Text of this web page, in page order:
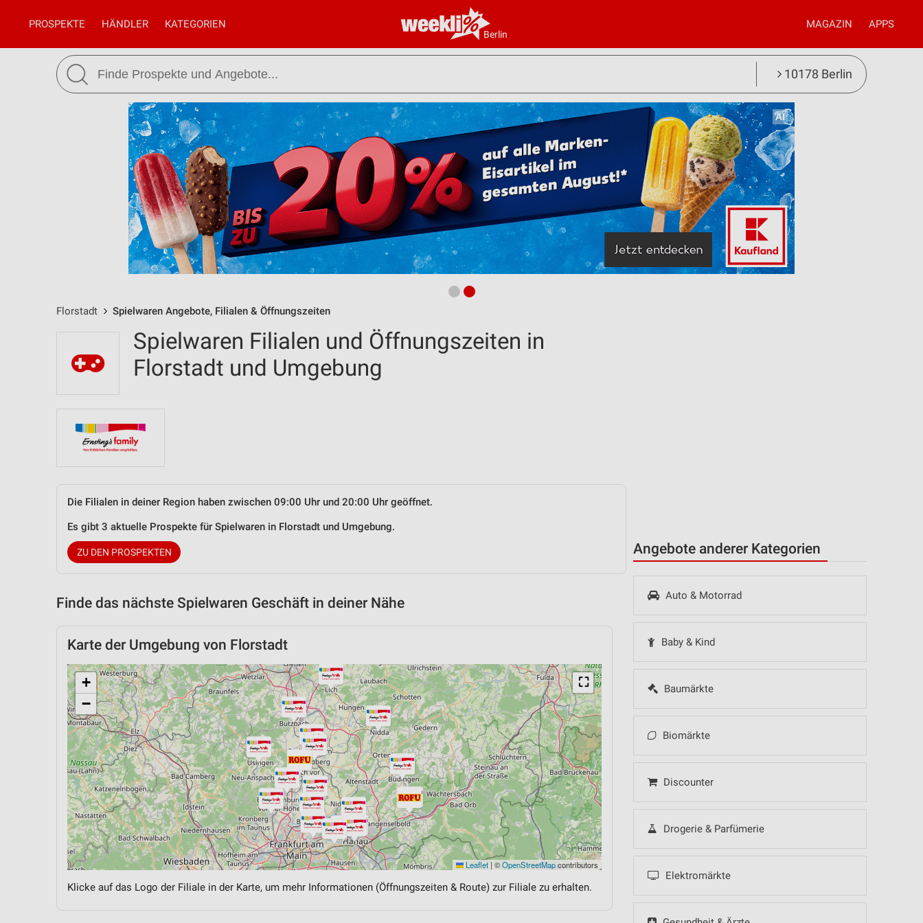
Berlin
PROSPEKTE HÄNDLER KATEGORIEN MAGAZIN APPS
10178 Berlin
Florstadt Spielwaren Angebote, Filialen & Öffnungszeiten
Angebote anderer Kategorien
Auto & Motorrad
Baby & Kind
Baumärkte
Biomärkte
Discounter
Drogerie & Parfümerie
Elektromärkte
Spielwaren Filialen und Öffnungszeiten in
Florstadt und Umgebung
Die Filialen in deiner Region haben zwischen 09:00 Uhr und 20:00 Uhr geöffnet.
Es gibt 3 aktuelle Prospekte für Spielwaren in Florstadt und Umgebung.
ZU DEN PROSPEKTEN
Finde das nächste Spielwaren Geschäft in deiner Nähe
Karte der Umgebung von Florstadt
⛶
+
−
Leaflet | ©OpenStreetMapcontributors
Klicke auf das Logo der Filiale in der Karte, um mehr Informationen (Öffnungszeiten & Route) zur Filiale zu erhalten.